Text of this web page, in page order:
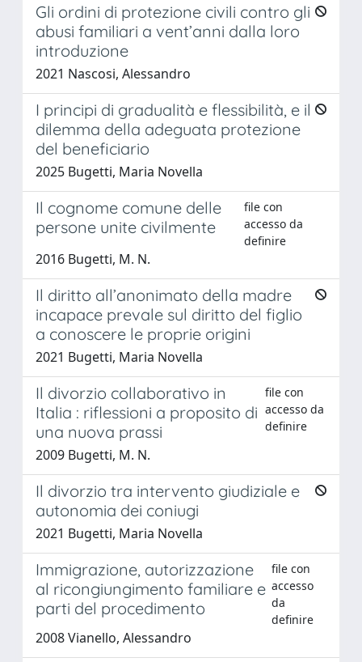
Gli ordini di protezione civili contro gli
abusi familiari a vent’anni dalla loro
introduzione
2021 Nascosi, Alessandro
I principi di gradualità e flessibilità, e il
dilemma della adeguata protezione
del beneficiario
2025 Bugetti, Maria Novella
Il cognome comune delle
persone unite civilmente
file con
accesso da
definire
2016 Bugetti, M. N.
Il diritto all’anonimato della madre
incapace prevale sul diritto del figlio
a conoscere le proprie origini
2021 Bugetti, Maria Novella
Il divorzio collaborativo in
Italia : riflessioni a proposito di
una nuova prassi
file con
accesso da
definire
2009 Bugetti, M. N.
Il divorzio tra intervento giudiziale e
autonomia dei coniugi
2021 Bugetti, Maria Novella
Immigrazione, autorizzazione
al ricongiungimento familiare e
parti del procedimento
file con
accesso
da
definire
2008 Vianello, Alessandro